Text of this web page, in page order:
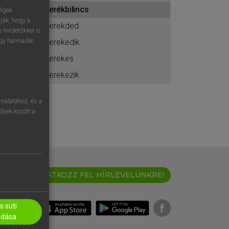
kerékbilincs
kerekded
kerekedik
kerekes
kerekezik
IRATKOZZ FEL HÍRLEVELÜNKRE!
hogy a
hirdetőkkel is
harmadik
és a
között a
süti